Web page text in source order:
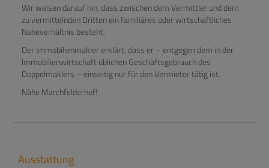
Wir weisen darauf hin, dass zwischen dem Vermittler und dem
zu vermittelnden Dritten ein familiäres oder wirtschaftliches
Naheverhältnis besteht.
Der Immobilienmakler erklärt, dass er – entgegen dem in der
Immobilienwirtschaft üblichen Geschäftsgebrauch des
Doppelmaklers – einseitig nur für den Vermieter tätig ist.
Nähe Marchfelderhof!
Ausstattung